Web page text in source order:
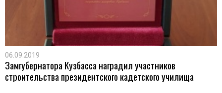
06.09.2019
Замгубернатора Кузбасса наградил участников
строительства президентского кадетского училища